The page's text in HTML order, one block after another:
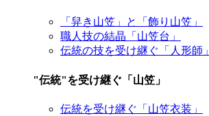
「舁き山笠」と「飾り山笠」
職人技の結晶「山笠台」
伝統の技を受け継ぐ「人形師」
"伝統"を受け継ぐ「山笠」
伝統を受け継ぐ「山笠衣装」